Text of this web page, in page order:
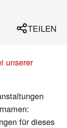
TEILEN
unserer
für dieses